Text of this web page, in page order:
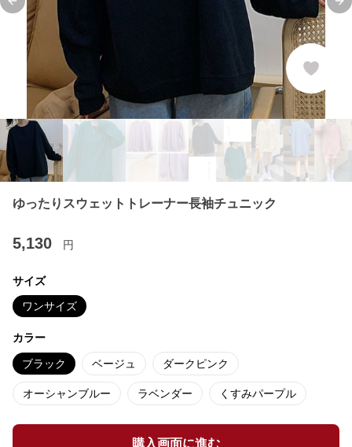
Previous slide
ゆったりスウェットトレーナー長袖チュニック
5,130 円
サイズ
ワンサイズ
カラー
ブラック ベージュ ダークピンク
オーシャンブルー ラベンダー くすみパープル
購入画面に進む